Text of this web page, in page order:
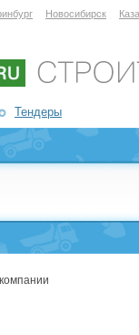
Новосибирск
Тендеры